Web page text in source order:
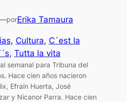
porErika Tamaura
, Cultura, C´est la
, Tutta la vita
semanal para Tribuna del
Hace cien años nacieron
Efraín Huerta, José
y Nicanor Parra. Hace cien